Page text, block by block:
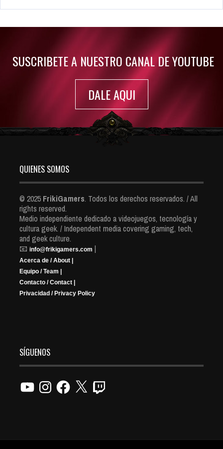
Rumor: Se filtran los primeros detalles de Resident Evil 9
SUSCRIBETE A NUESTRO CANAL DE YOUTUBE
DALE AQUI
QUIENES SOMOS
© 2025 FrikiGamers. Todos los derechos reservados. / All
rights reserved.
Medio independiente dedicado a videojuegos, tecnología y
cultura geek. / Independent media covering gaming, tech,
and geek culture.
📧 info@frikigamers.com |
Acerca de / About |
Equipo / Team |
Contacto / Contact |
Privacidad / Privacy Policy
SÍGUENOS
YouTubeInstagramFacebook
X Twitch